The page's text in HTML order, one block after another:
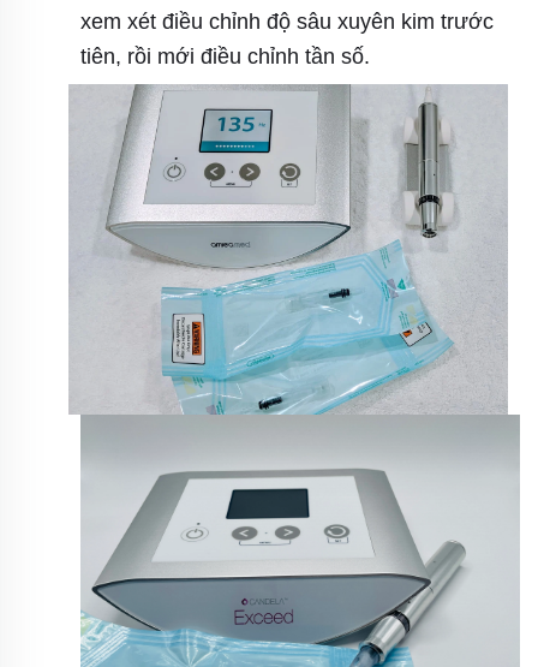
xem xét điều chỉnh độ sâu xuyên kim trước
tiên, rồi mới điều chỉnh tần số.